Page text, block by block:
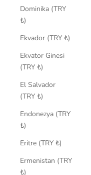
Dominika (TRY
₺)
Ekvador (TRY ₺)
Ekvator Ginesi
(TRY ₺)
El Salvador
(TRY ₺)
Endonezya (TRY
₺)
Eritre (TRY ₺)
Ermenistan (TRY
₺)